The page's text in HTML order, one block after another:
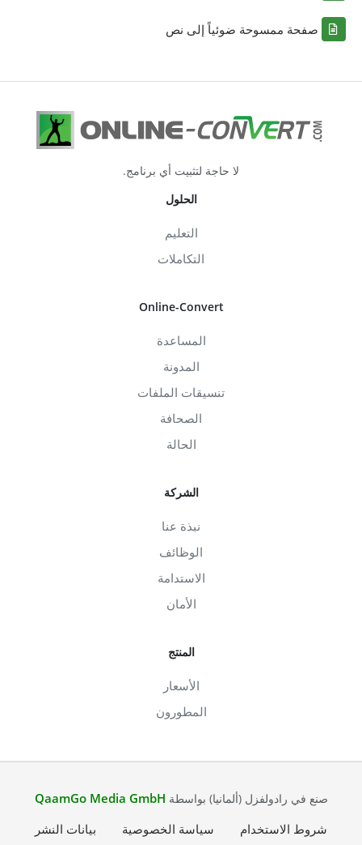
صفحة ممسوحة ضوئياً إلى نص
لا حاجة لتثبيت أي برنامج.
الحلول
التعليم
التكاملات
Online-Convert
المساعدة
المدونة
تنسيقات الملفات
الصحافة
الحالة
الشركة
نبذة عنا
الوظائف
الاستدامة
الأمان
المنتج
الأسعار
المطورون
صنع في رادولفزل (ألمانيا) بواسطة QaamGo Media GmbH
شروط الاستخدام
سياسة الخصوصية بيانات النشر